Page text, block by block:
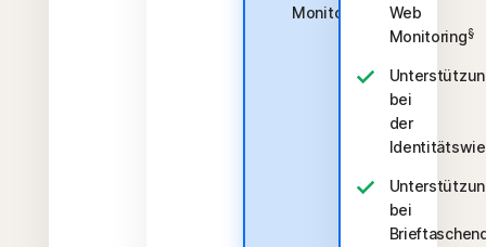
Monitoring
Web
Monitoring§
bei
der
bei